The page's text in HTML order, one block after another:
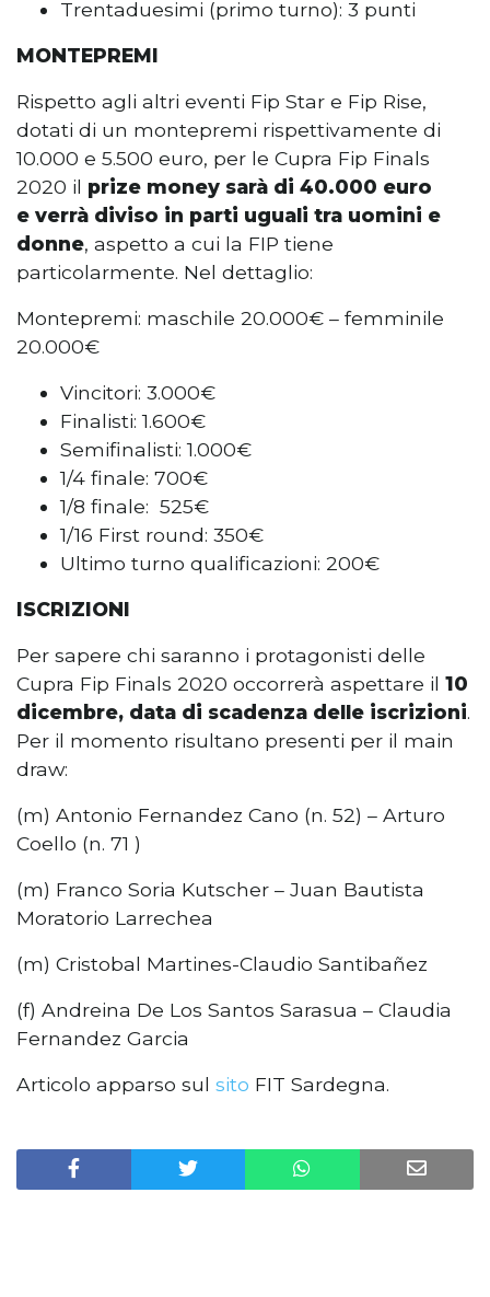
Trentaduesimi (primo turno): 3 punti
MONTEPREMI
Rispetto agli altri eventi Fip Star e Fip Rise,
dotati di un montepremi rispettivamente di
10.000 e 5.500 euro, per le Cupra Fip Finals
2020 il prize money sarà di 40.000 euro
e verrà diviso in parti uguali tra uomini e
donne, aspetto a cui la FIP tiene
particolarmente. Nel dettaglio:
Montepremi: maschile 20.000€ – femminile
20.000€
Vincitori: 3.000€
Finalisti: 1.600€
Semifinalisti: 1.000€
1/4 finale: 700€
1/8 finale: 525€
1/16 First round: 350€
Ultimo turno qualificazioni: 200€
ISCRIZIONI
Per sapere chi saranno i protagonisti delle
Cupra Fip Finals 2020 occorrerà aspettare il 10
dicembre, data di scadenza delle iscrizioni.
Per il momento risultano presenti per il main
draw:
(m) Antonio Fernandez Cano (n. 52) – Arturo
Coello (n. 71 )
(m) Franco Soria Kutscher – Juan Bautista
Moratorio Larrechea
(m) Cristobal Martines-Claudio Santibañez
(f) Andreina De Los Santos Sarasua – Claudia
Fernandez Garcia
Articolo apparso sul sito FIT Sardegna.